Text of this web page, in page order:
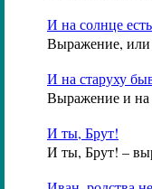
И на солнце
Выражение, или
И на старуху
Выражение и на
И ты, Брут!
И ты, Брут! –